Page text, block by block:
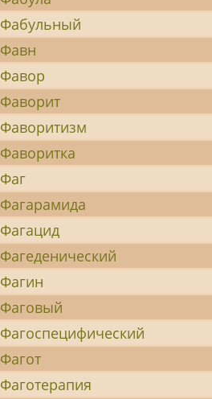
Фабульный
Фавн
Фавор
Фаворит
Фаворитизм
Фаворитка
Фаг
Фагарамида
Фагацид
Фагеденический
Фагин
Фаговый
Фагоспецифический
Фагот
Фаготерапия